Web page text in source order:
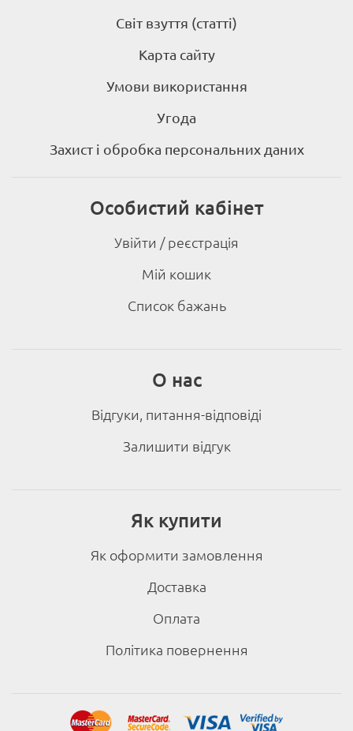
Світ взуття (статті)
Карта сайту
Умови використання
Угода
Захист і обробка персональних даних
Особистий кабінет
Увійти / реєстрація
Мій кошик
Список бажань
О нас
Відгуки, питання-відповіді
Залишити відгук
Як купити
Як оформити замовлення
Доставка
Оплата
Політика повернення